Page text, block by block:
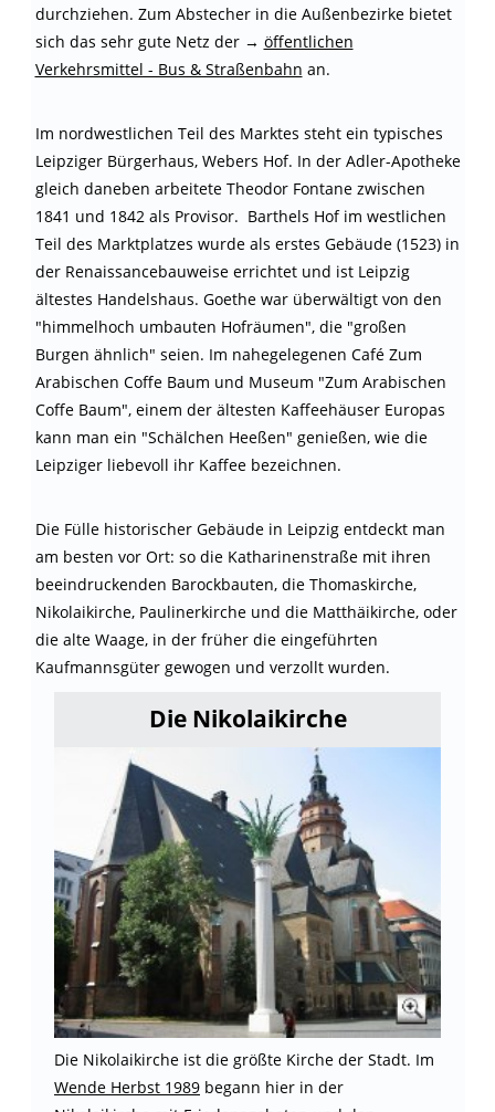
durchziehen. Zum Abstecher in die Außenbezirke bietet
sich das sehr gute Netz der → öffentlichen
Verkehrsmittel - Bus & Straßenbahn an.
Im nordwestlichen Teil des Marktes steht ein typisches
Leipziger Bürgerhaus, Webers Hof. In der Adler-Apotheke
gleich daneben arbeitete Theodor Fontane zwischen
1841 und 1842 als Provisor. Barthels Hof im westlichen
Teil des Marktplatzes wurde als erstes Gebäude (1523) in
der Renaissancebauweise errichtet und ist Leipzig
ältestes Handelshaus. Goethe war überwältigt von den
"himmelhoch umbauten Hofräumen", die "großen
Burgen ähnlich" seien. Im nahegelegenen Café Zum
Arabischen Coffe Baum und Museum "Zum Arabischen
Coffe Baum", einem der ältesten Kaffeehäuser Europas
kann man ein "Schälchen Heeßen" genießen, wie die
Leipziger liebevoll ihr Kaffee bezeichnen.
Die Fülle historischer Gebäude in Leipzig entdeckt man
am besten vor Ort: so die Katharinenstraße mit ihren
beeindruckenden Barockbauten, die Thomaskirche,
Nikolaikirche, Paulinerkirche und die Matthäikirche, oder
die alte Waage, in der früher die eingeführten
Kaufmannsgüter gewogen und verzollt wurden.
Die Nikolaikirche
Die Nikolaikirche ist die größte Kirche der Stadt. Im
Wende Herbst 1989 begann hier in der